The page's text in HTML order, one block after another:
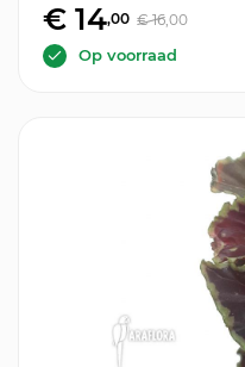
€ 14,00 € 16,00
Op voorraad